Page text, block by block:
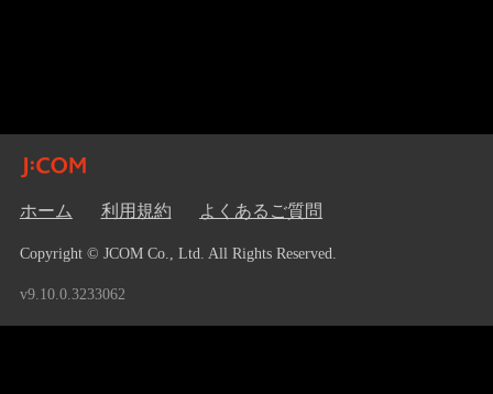
ホーム 利用規約 よくあるご質問
Copyright © JCOM Co., Ltd. All Rights Reserved.
v9.10.0.3233062